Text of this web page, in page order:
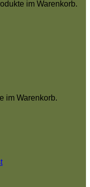
im Warenkorb.
im Warenkorb.